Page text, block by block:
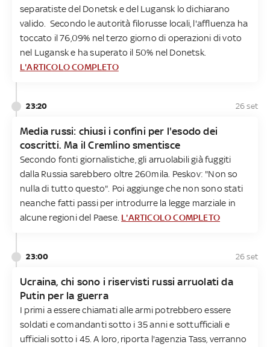
separatiste del Donetsk e del Lugansk lo dichiarano
valido. Secondo le autorità filorusse locali, l'affluenza ha
toccato il 76,09% nel terzo giorno di operazioni di voto
nel Lugansk e ha superato il 50% nel Donetsk.
L'ARTICOLO COMPLETO
23:20 26 set
Media russi: chiusi i confini per l'esodo dei
coscritti. Ma il Cremlino smentisce
Secondo fonti giornalistiche, gli arruolabili già fuggiti
dalla Russia sarebbero oltre 260mila. Peskov: "Non so
nulla di tutto questo". Poi aggiunge che non sono stati
neanche fatti passi per introdurre la legge marziale in
alcune regioni del Paese. L'ARTICOLO COMPLETO
23:00 26 set
Ucraina, chi sono i riservisti russi arruolati da
Putin per la guerra
I primi a essere chiamati alle armi potrebbero essere
soldati e comandanti sotto i 35 anni e sottufficiali e
ufficiali sotto i 45. A loro, riporta l'agenzia Tass, verranno